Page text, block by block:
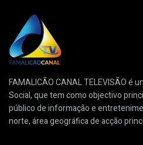
FAMALICÃO CANAL TELEVISÃO é
Social, que tem como objectivo
público de informação e
norte, área geográfica de acção